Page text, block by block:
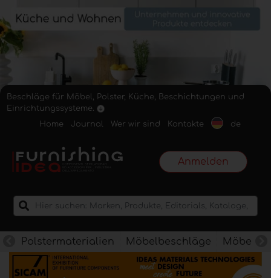
Beschläge für Möbel, Polster, Küche, Beschichtungen und
Einrichtungssysteme.
Home
Journal Wer wir sind Kontakte de
Anmelden
Polstermaterialien Möbelbeschläge